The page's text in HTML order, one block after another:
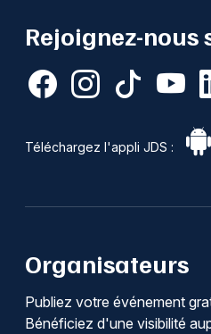
Rejoignez-nous
Téléchargez l'appli JDS :
Organisateurs
Publiez votre événement
Bénéficiez d'une visibilité